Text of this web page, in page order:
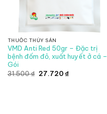
THUỐC THỦY SẢN
VMD Anti Red 50gr – Đặc trị
bệnh đốm đỏ, xuất huyết ở cá –
Gói
31.500₫ Giá
27.720₫Giá